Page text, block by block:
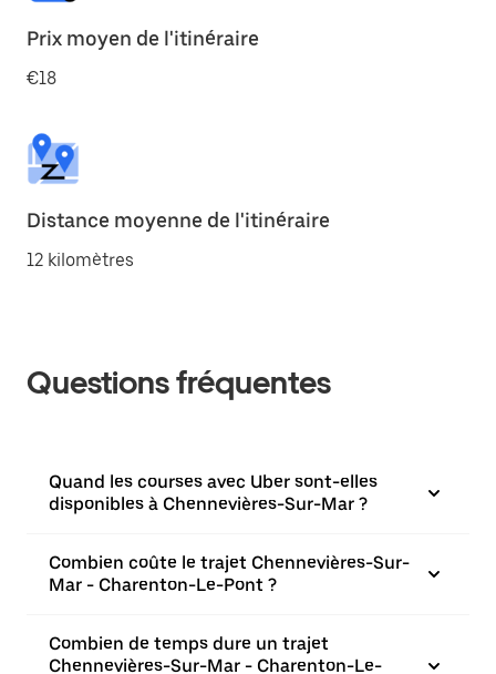
Prix moyen de l'itinéraire
€18
Distance moyenne de l'itinéraire
12 kilomètres
Questions fréquentes
Quand les courses avec Uber sont-elles
disponibles à Chennevières-Sur-Mar ?
Combien coûte le trajet Chennevières-Sur-
Mar - Charenton-Le-Pont ?
Combien de temps dure un trajet
Chennevières-Sur-Mar - Charenton-Le-